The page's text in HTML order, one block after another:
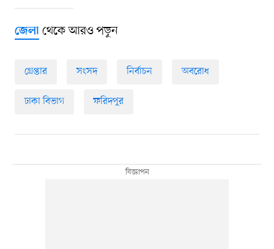
জেলাথেকে আরও পড়ুন
গ্রেপ্তার সংসদ নির্বাচন অবরোধ
ঢাকা বিভাগ ফরিদপুর